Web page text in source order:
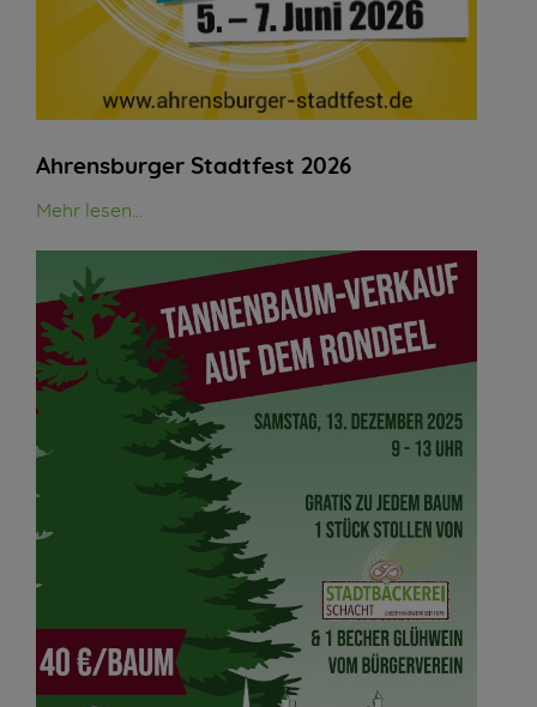
Ahrensburger Stadtfest 2026
Mehr lesen...